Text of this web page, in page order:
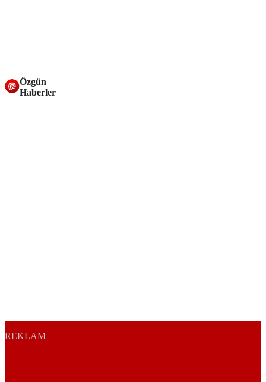
Özgün
Haberler
REKLAM